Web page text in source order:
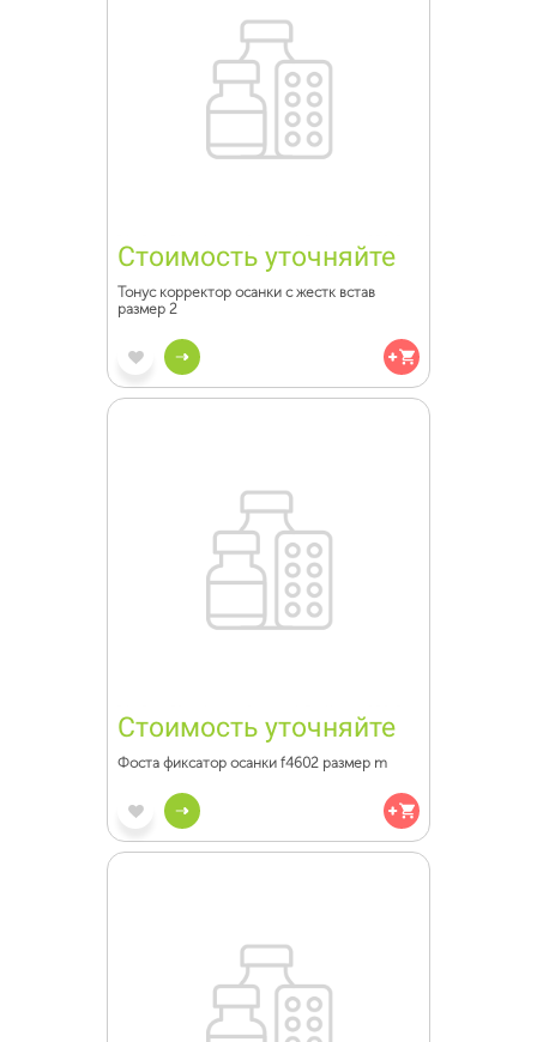
Стоимость уточняйте
Тонус корректор осанки с жестк встав
размер 2
Стоимость уточняйте
Фоста фиксатор осанки f4602 размер m